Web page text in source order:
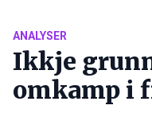
ANALYSER
Ikkje
omkamp i